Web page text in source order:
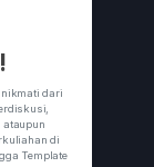
dari
ataupun
di
Template